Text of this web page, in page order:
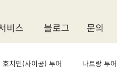
비스 블로그 ​문의
호치민(사이공) 투어 나트랑 투어